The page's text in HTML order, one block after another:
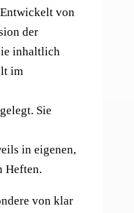
von
der
inhaltlich
im
Sie
in eigenen,
Heften.
von klar